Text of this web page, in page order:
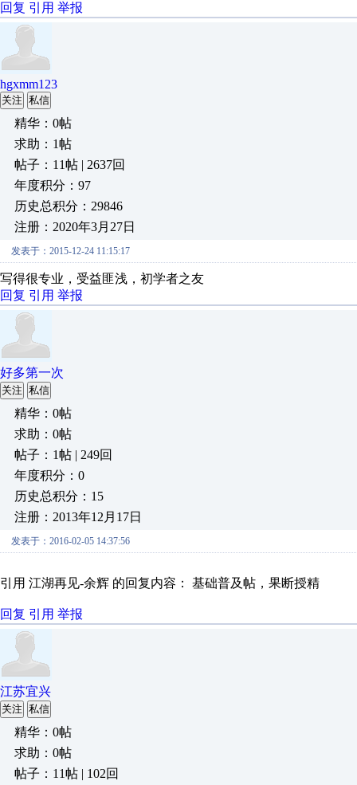
回复 引用 举报
hgxmm123
关注 私信
精华：0帖
求助：1帖
帖子：11帖 | 2637回
年度积分：97
历史总积分：29846
注册：2020年3月27日
发表于：2015-12-24 11:15:17
写得很专业，受益匪浅，初学者之友
回复 引用 举报
好多第一次
关注 私信
精华：0帖
求助：0帖
帖子：1帖 | 249回
年度积分：0
历史总积分：15
注册：2013年12月17日
发表于：2016-02-05 14:37:56
引用 江湖再见-余辉 的回复内容： 基础普及帖，果断授精
回复 引用 举报
江苏宜兴
关注 私信
精华：0帖
求助：0帖
帖子：11帖 | 102回